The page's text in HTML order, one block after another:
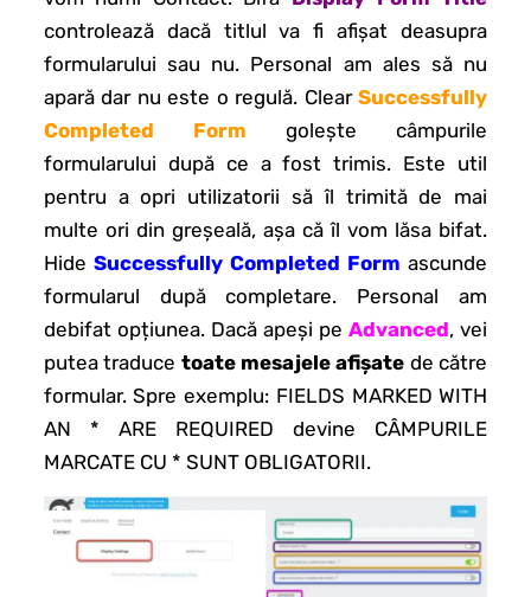
controlează dacă titlul va fi afișat deasupra
formularului sau nu. Personal am ales să nu
apară dar nu este o regulă. ClearSuccessfully
Completed Form golește câmpurile
formularului după ce a fost trimis. Este util
pentru a opri utilizatorii să îl trimită de mai
multe ori din greșeală, așa că îl vom lăsa bifat.
Hide Successfully Completed Form ascunde
formularul după completare. Personal am
debifat opțiunea. Dacă apeși peAdvanced, vei
putea traduce toate mesajele afișate de către
formular. Spre exemplu: FIELDS MARKED WITH
AN * ARE REQUIRED devine CÂMPURILE
MARCATE CU * SUNT OBLIGATORII.